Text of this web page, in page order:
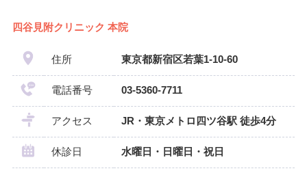
四谷見附クリニック 本院
住所 東京都新宿区若葉1-10-60
電話番号 03-5360-7711
アクセス JR・東京メトロ四ツ谷駅 徒歩4分
休診日 水曜日・日曜日・祝日